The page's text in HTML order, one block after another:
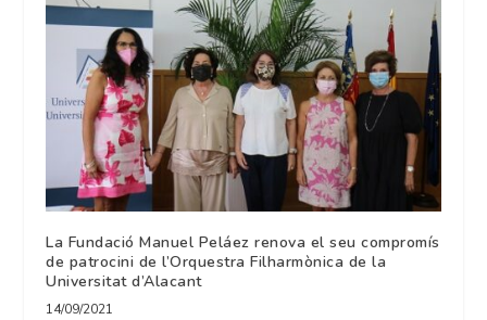
La Fundació Manuel Peláez renova el seu compromís
de patrocini de l’Orquestra Filharmònica de la
Universitat d’Alacant
14/09/2021